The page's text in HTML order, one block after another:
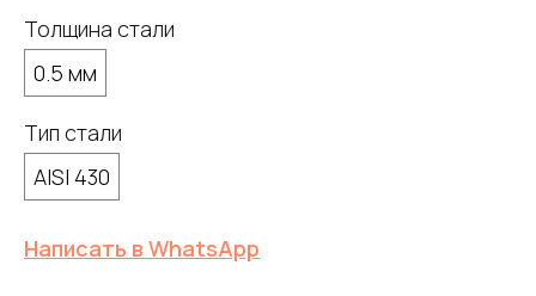
Толщина стали
0.5 мм
Тип стали
AISI 430
Написать в WhatsApp